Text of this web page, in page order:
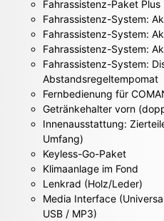
Fahrassistenz-Paket Plus
Fahrassistenz-System:
Fahrassistenz-System:
Fahrassistenz-System:
Fahrassistenz-System:
Abstandsregeltempomat
Fernbedienung für
Getränkehalter vorn
Innenausstattung:
Umfang)
Keyless-Go-Paket
Klimaanlage im Fond
Lenkrad (Holz/Leder)
Media Interface
USB / MP3)